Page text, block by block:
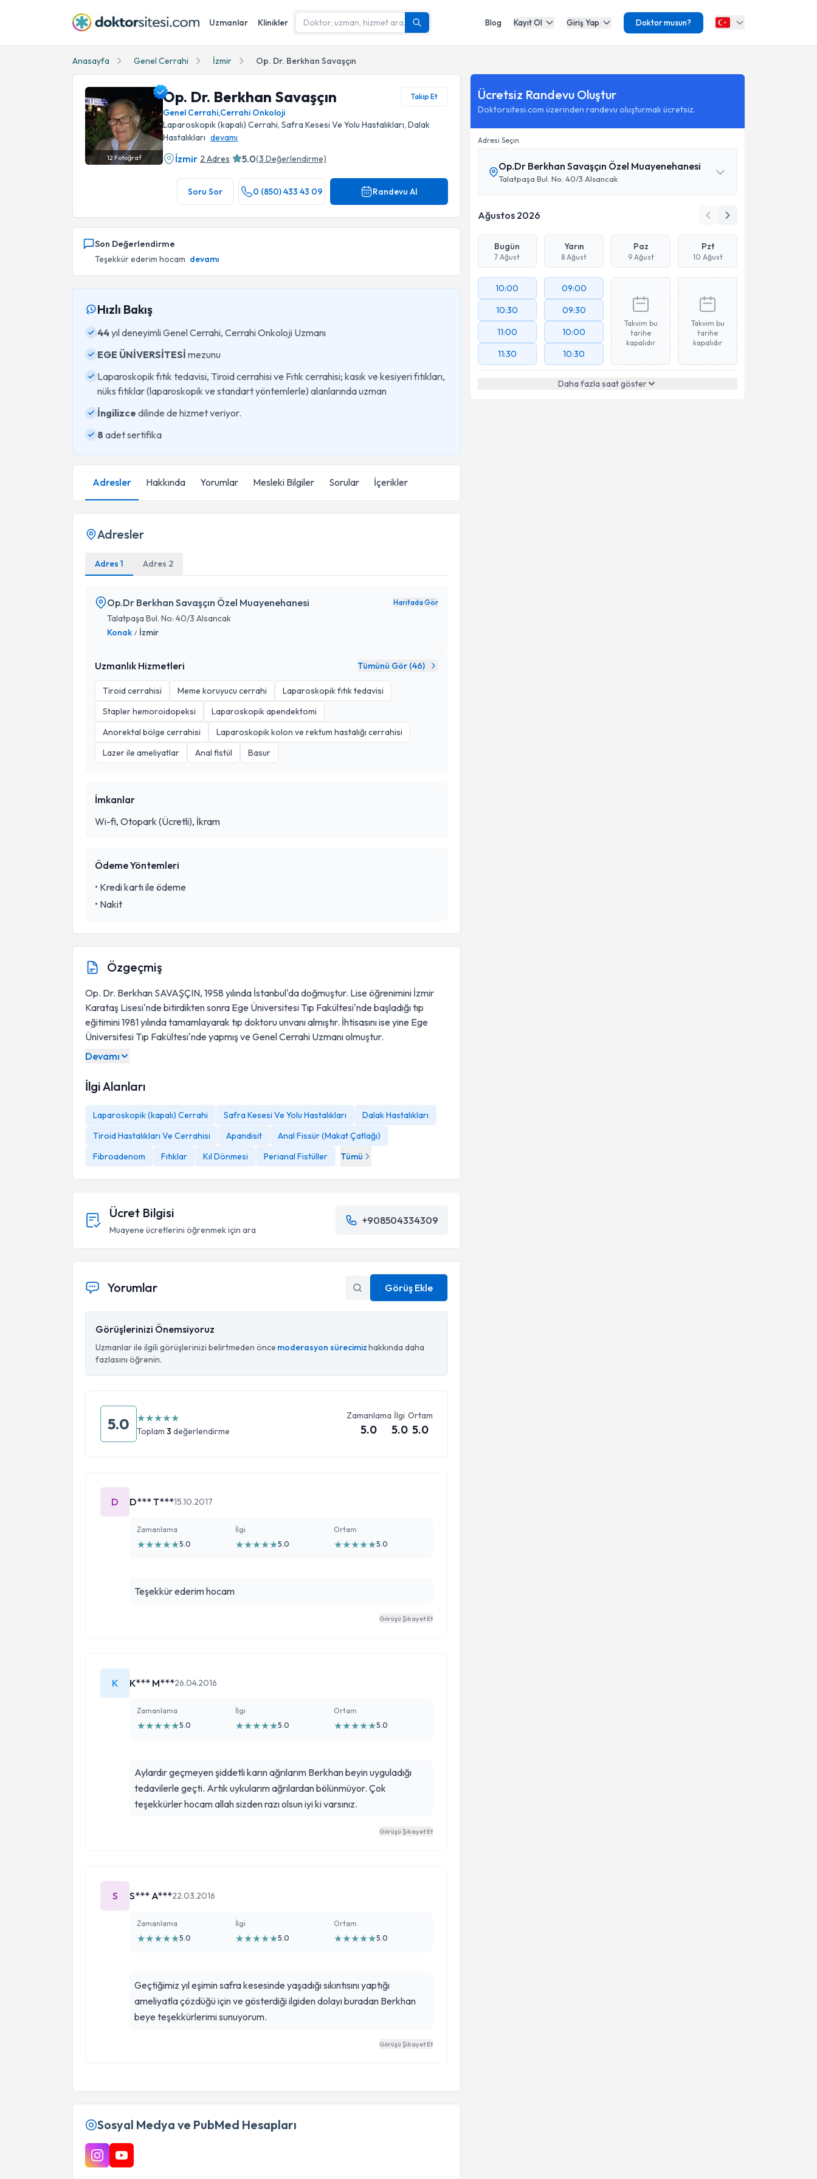
Uzmanlar Klinikler Blog Kayıt Ol Giriş Yap Doktor musun?
Anasayfa Genel Cerrahi İzmir Op. Dr. Berkhan Savaşçın
12Fotoğraf
Op. Dr. Berkhan Savaşçın Takip Et
Genel Cerrahi,Cerrahi Onkoloji
Laparoskopik (kapalı) Cerrahi, Safra Kesesi Ve Yolu Hastalıkları, Dalak
Hastalıkları devamı
İzmir 2 Adres 5.0(3 Değerlendirme)
Soru Sor 0 (850) 433 43 09 Randevu Al
Son Değerlendirme
Teşekkür ederim hocam devamı
Hızlı Bakış
44yıl deneyimli Genel Cerrahi, Cerrahi Onkoloji Uzmanı
EGE ÜNİVERSİTESİ mezunu
Laparoskopik fıtık tedavisi, Tiroid cerrahisi ve Fıtık cerrahisi; kasık ve kesiyeri fıtıkları,
nüks fıtıklar (laparoskopik ve standart yöntemlerle) alanlarında uzman
İngilizce dilinde de hizmet veriyor.
8 adet sertifika
Adresler Hakkında Yorumlar Mesleki Bilgiler Sorular İçerikler
Adresler
Adres 1 Adres 2
Op.Dr Berkhan Savaşçın Özel Muayenehanesi Haritada Gör
Talatpaşa Bul. No: 40/3 Alsancak
Konak / İzmir
Uzmanlık Hizmetleri Tümünü Gör (46)
Tiroid cerrahisi Meme koruyucu cerrahi
Laparoskopik fıtık tedavisi
Stapler hemoroidopeksi
Laparoskopik apendektomi
Anorektal bölge cerrahisi
Laparoskopik kolon ve rektum hastalığı cerrahisi
Lazer ile ameliyatlar
Anal fistül Basur
İmkanlar
Wi-fi, Otopark (Ücretli), İkram
Ödeme Yöntemleri
• Kredi kartı ile ödeme
• Nakit
Özgeçmiş
Op. Dr. Berkhan SAVAŞÇIN, 1958 yılında İstanbul'da doğmuştur. Lise öğrenimini İzmir
Karataş Lisesi'nde bitirdikten sonra Ege Üniversitesi Tıp Fakültesi'nde başladığı tıp
eğitimini 1981 yılında tamamlayarak tıp doktoru unvanı almıştır. İhtisasını ise yine Ege
Üniversitesi Tıp Fakültesi'nde yapmış ve Genel Cerrahi Uzmanı olmuştur.
Devamı
İlgi Alanları
Laparoskopik (kapalı) Cerrahi Safra Kesesi Ve Yolu Hastalıkları
Dalak Hastalıkları
Tiroid Hastalıkları Ve Cerrahisi
Apandisit
Anal Fissür (Makat Çatlağı)
Fibroadenom
Fıtıklar Kıl Dönmesi Perianal Fistüller Tümü
Ücret Bilgisi
Muayene ücretlerini öğrenmek için ara
+908504334309
Yorumlar Görüş Ekle
Görüşlerinizi Önemsiyoruz
Uzmanlar ile ilgili görüşlerinizi belirtmeden önce moderasyon sürecimizhakkında daha
fazlasını öğrenin.
5.0 ★★★★★
Toplam 3 değerlendirme
Zamanlama
5.0
İlgi
5.0
Ortam
5.0
D D*** T***15.10.2017
Zamanlama
★★★★★5.0
İlgi
★★★★★5.0
Ortam
★★★★★5.0
Teşekkür ederim hocam
Görüşü Şikayet Et
K K*** M***26.04.2016
Zamanlama
★★★★★5.0
İlgi
★★★★★5.0
Ortam
★★★★★5.0
Aylardır geçmeyen şiddetli karın ağrılarım Berkhan beyin uyguladığı
tedavilerle geçti. Artık uykularım ağrılardan bölünmüyor. Çok
teşekkürler hocam allah sizden razı olsun iyi ki varsınız.
Görüşü Şikayet Et
S S*** A***22.03.2016
Zamanlama
★★★★★5.0
İlgi
★★★★★5.0
Ortam
★★★★★5.0
Geçtiğimiz yıl eşimin safra kesesinde yaşadığı sıkıntısını yaptığı
ameliyatla çözdüğü için ve gösterdiği ilgiden dolayı buradan Berkhan
beye teşekkürlerimi sunuyorum.
Görüşü Şikayet Et
Sosyal Medya ve PubMed Hesapları
Ücretsiz Randevu Oluştur
Doktorsitesi.com üzerinden randevu oluşturmak ücretsiz.
Adresi Seçin
Op.Dr Berkhan Savaşçın Özel Muayenehanesi
Talatpaşa Bul. No: 40/3 Alsancak
Ağustos 2026
Bugün
7 Ağust
Yarın
8 Ağust
Paz
9 Ağust
Pzt
10 Ağust
10:00
10:30
11:00
11:30
09:00
09:30
10:00
10:30
Takvim bu
tarihe
kapalıdır
Takvim bu
tarihe
kapalıdır
Daha fazla saat göster